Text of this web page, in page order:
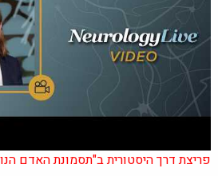
פריצת דרך היסטורית ב"תסמונת האדם